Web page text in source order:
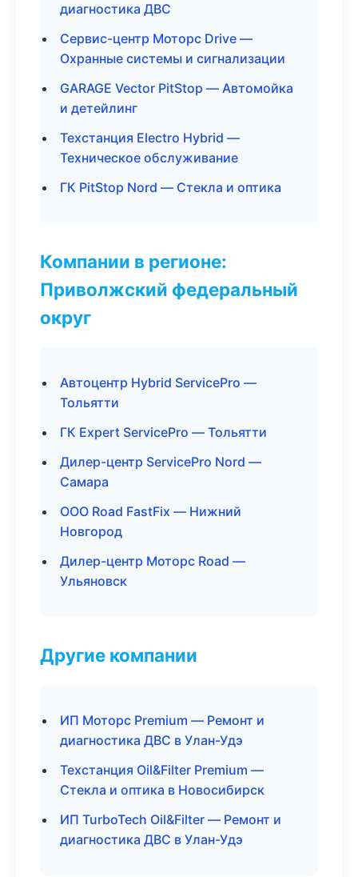
диагностика ДВС
Сервис-центр Моторс Drive —
Охранные системы и сигнализации
GARAGE Vector PitStop — Автомойка
и детейлинг
Техстанция Electro Hybrid —
Техническое обслуживание
ГК PitStop Nord — Стекла и оптика
Компании в регионе:
Приволжский федеральный
округ
Автоцентр Hybrid ServicePro —
Тольятти
ГК Expert ServicePro — Тольятти
Дилер-центр ServicePro Nord —
Самара
ООО Road FastFix — Нижний
Новгород
Дилер-центр Моторс Road —
Ульяновск
Другие компании
ИП Моторс Premium — Ремонт и
диагностика ДВС в Улан-Удэ
Техстанция Oil&Filter Premium —
Стекла и оптика в Новосибирск
ИП TurboTech Oil&Filter — Ремонт и
диагностика ДВС в Улан-Удэ